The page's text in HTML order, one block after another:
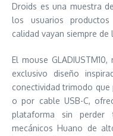
Droids es una muestra
los usuarios
calidad vayan siempre de
El mouse
exclusivo diseño
conectividad trimodo
o por cable USB-C,
plataforma sin perder
mecánicos Huano de